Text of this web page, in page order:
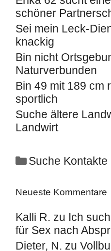
schöner
Sei mein Leck-
knackig
Bin nicht
Naturverbunden
Bin 49 mit 189 cm
sportlich
Suche ältere
Landwirt
Suche Kontakte
Neueste Kommentare
Kalli R. zu Ich
für Sex nach
Dieter, N. zu